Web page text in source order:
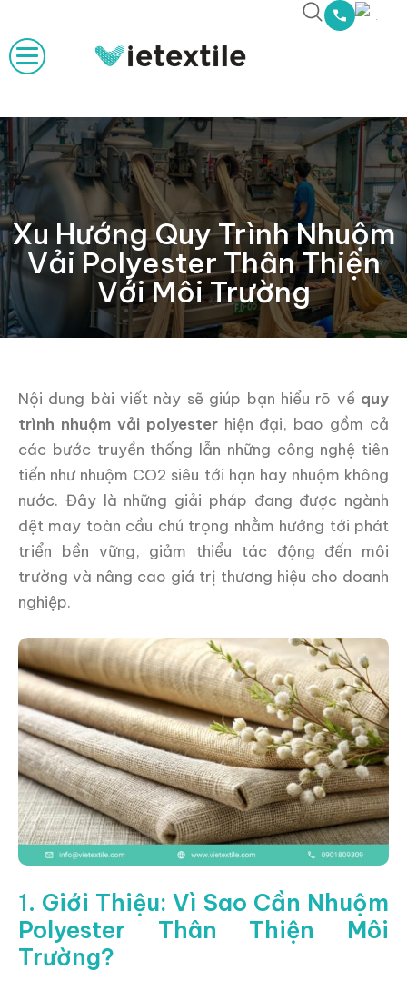
Xu Hướng Quy Trình Nhuộm
Vải Polyester Thân Thiện
Với Môi Trường
Nội dung bài viết này sẽ giúp bạn hiểu rõ về quy
trình nhuộm vải polyesterhiện đại, bao gồm cả
các bước truyền thống lẫn những công nghệ tiên
tiến như nhuộm CO2 siêu tới hạn hay nhuộm không
nước. Đây là những giải pháp đang được ngành
dệt may toàn cầu chú trọng nhằm hướng tới phát
triển bền vững, giảm thiểu tác động đến môi
trường và nâng cao giá trị thương hiệu cho doanh
nghiệp.
1. Giới Thiệu: Vì Sao Cần Nhuộm
Polyester Thân Thiện Môi
Trường?